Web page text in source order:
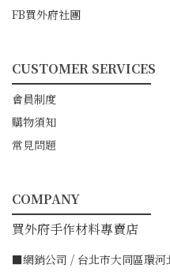
FB買外府社團
CUSTOMER SERVICES
━━━━━━━━━━━
會員制度
購物須知
常見問題
COMPANY
━━━━━━━━━━━
買外府手作材料專賣店
■網銷公司 / 台北市大同區環河